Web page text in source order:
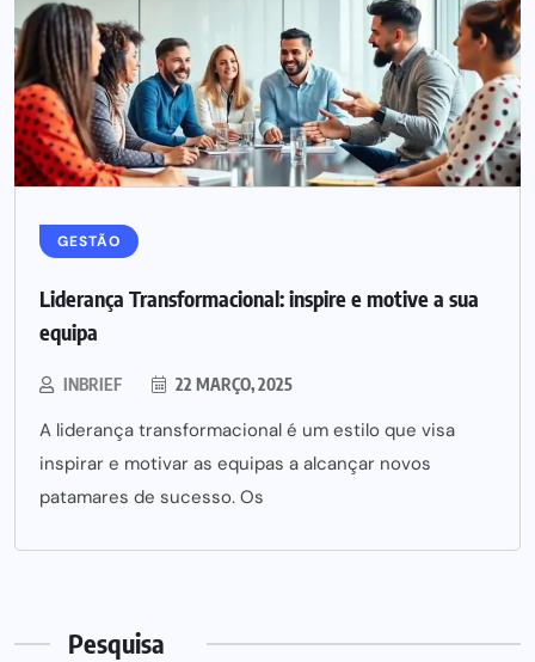
GESTÃO
Liderança Transformacional: inspire e motive a sua
equipa
INBRIEF 22 MARÇO, 2025
A liderança transformacional é um estilo que visa
inspirar e motivar as equipas a alcançar novos
patamares de sucesso. Os
Pesquisa